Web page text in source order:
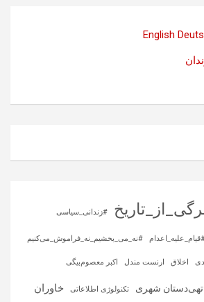
English
#زندانی_سیاسی
#نه_می_بخشیم_نه_فراموش_می‌کنیم
اخلاق ارنست مندل اکبر معصوم‌بیگی
تهی‌دستان شهری تکنولوژی اطلاعاتی خاوران